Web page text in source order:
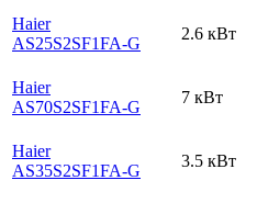
Haier
AS25S2SF1FA-G
2.6 кВт
Haier
AS70S2SF1FA-G
7 кВт
Haier
AS35S2SF1FA-G
3.5 кВт